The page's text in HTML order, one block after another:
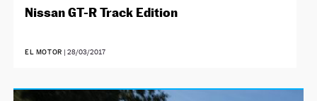
Nissan GT-R Track Edition
EL MOTOR | 28/03/2017